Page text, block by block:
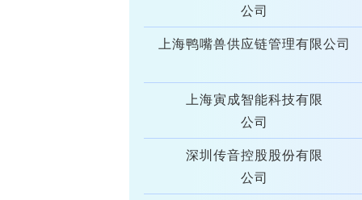
公司
上海鸭嘴兽供应链管理有限公司
上海寅成智能科技有限
公司
深圳传音控股股份有限
公司